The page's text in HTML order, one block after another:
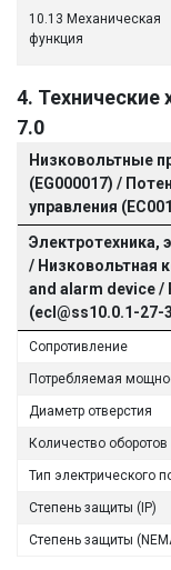
10.13 Механическая
функция
4. Технические
7.0
Низковольтные
(EG000017) /
управления
Электротехника,
/ Низковольтная
and alarm device
(ecl@ss10.0.1-27-
Сопротивление
Потребляемая
Диаметр отверстия
Количество оборотов
Тип электрического
Степень защиты (IP)
Степень защиты